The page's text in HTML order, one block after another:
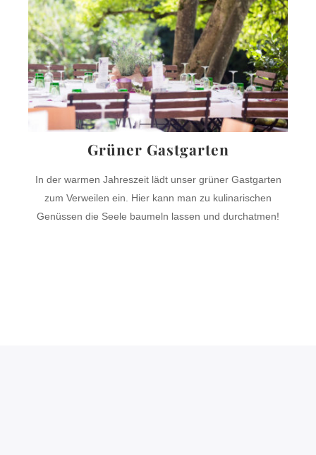
Grüner Gastgarten
In der warmen Jahreszeit lädt unser grüner Gastgarten
zum Verweilen ein. Hier kann man zu kulinarischen
Genüssen die Seele baumeln lassen und durchatmen!